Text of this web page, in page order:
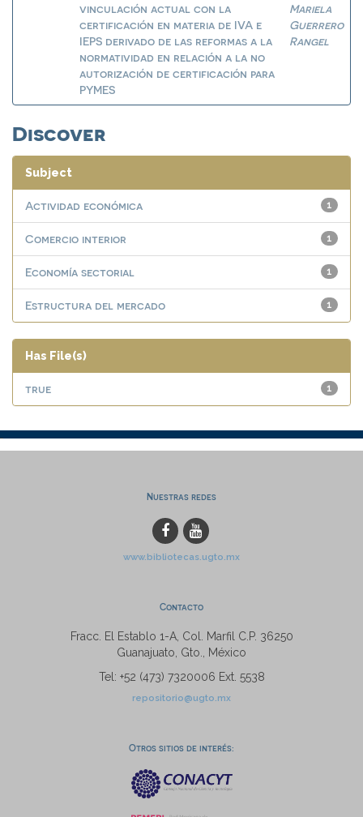
vinculación actual con la
certificación en materia de IVA e
IEPS derivado de las reformas a la
normatividad en relación a la no
autorización de certificación para
PYMES
Mariela
Guerrero
Rangel
Discover
Subject
1
Actividad económica
1
Comercio interior
1
Economía sectorial
1
Estructura del mercado
Has File(s)
1
true
Nuestras redes
www.bibliotecas.ugto.mx
Contacto
Fracc. El Establo 1-A, Col. Marfil C.P. 36250
Guanajuato, Gto., México
Tel: +52 (473) 7320006 Ext. 5538
repositorio@ugto.mx
Otros sitios de interés: